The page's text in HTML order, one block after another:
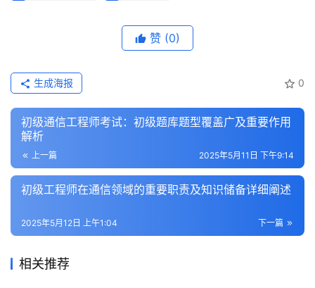
赞 (0)
0
生成海报
初级通信工程师考试：初级题库题型覆盖广及重要作用
解析
上一篇 2025年5月11日 下午9:14
初级工程师在通信领域的重要职责及知识储备详细阐述
下一篇
2025年5月12日 上午1:04
相关推荐